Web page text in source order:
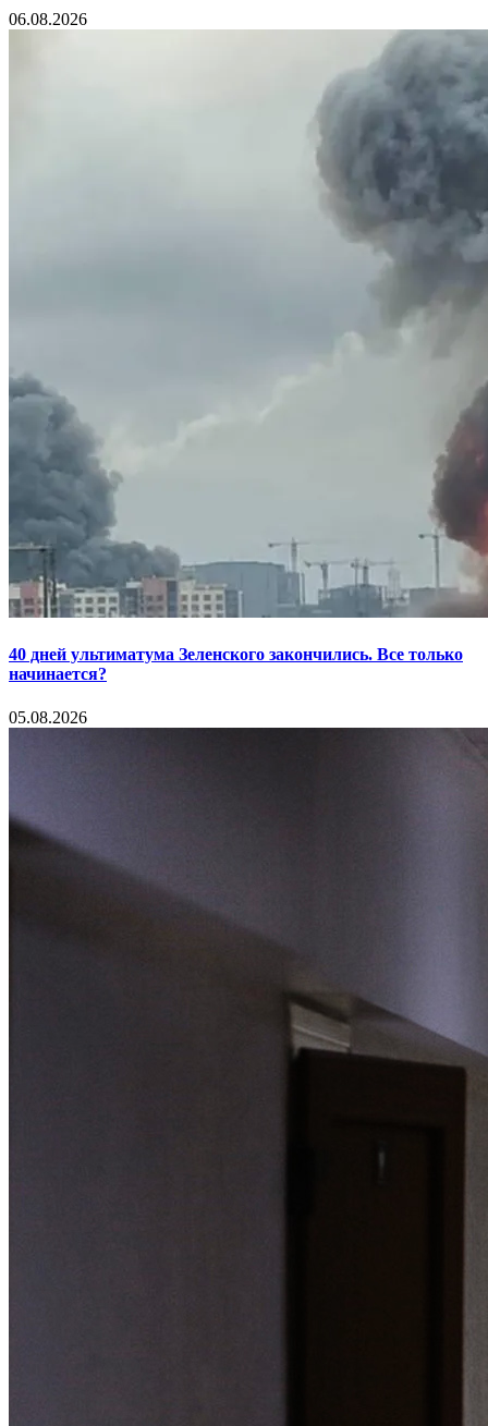
06.08.2026
40 дней ультиматума Зеленского закончились. Все только
начинается?
05.08.2026